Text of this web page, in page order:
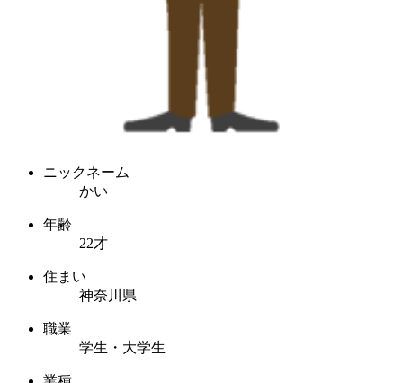
ニックネーム
かい
年齢
22才
住まい
神奈川県
職業
学生・大学生